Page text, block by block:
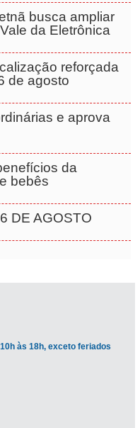
busca ampliar
da Eletrônica
reforçada
de agosto
e aprova
da
bebês
DE AGOSTO
às 18h, exceto feriados